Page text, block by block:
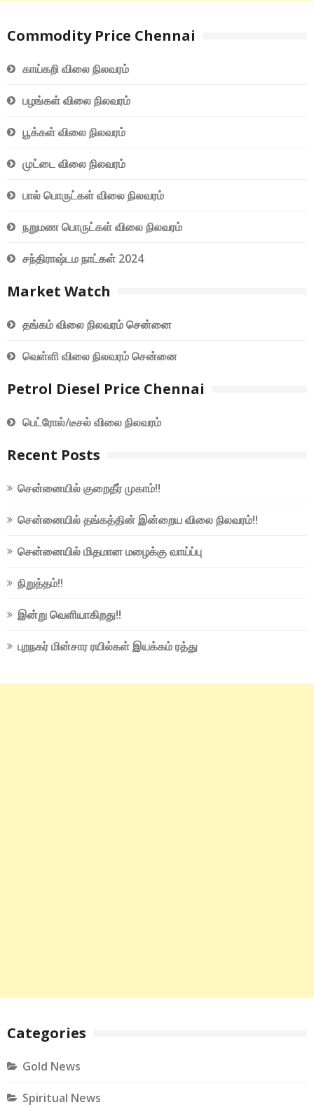
Commodity Price Chennai
காய்கறி விலை நிலவரம்
பழங்கள் விலை நிலவரம்
பூக்கள் விலை நிலவரம்
முட்டை விலை நிலவரம்
பால் பொருட்கள் விலை நிலவரம்
நறுமண பொருட்கள் விலை நிலவரம்
சந்திராஷ்டம நாட்கள் 2024
Market Watch
தங்கம் விலை நிலவரம் சென்னை
வெள்ளி விலை நிலவரம் சென்னை
Petrol Diesel Price Chennai
பெட்ரோல்/டீசல் விலை நிலவரம்
Recent Posts
சென்னையில் குறைதீர் முகாம்!!
சென்னையில் தங்கத்தின் இன்றைய விலை நிலவரம்!!
சென்னையில் மிதமான மழைக்கு வாய்ப்பு
நிறுத்தம்!!
இன்று வெளியாகிறது!!
புறநகர் மின்சார ரயில்கள் இயக்கம் ரத்து
Categories
Gold News
Spiritual News